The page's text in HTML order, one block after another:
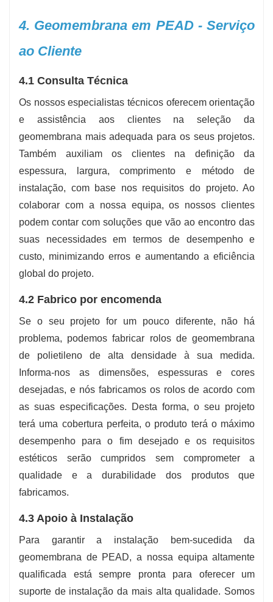
4. Geomembrana em PEAD - Serviço
ao Cliente
4.1 Consulta Técnica
Os nossos especialistas técnicos oferecem orientação
e assistência aos clientes na seleção da
geomembrana mais adequada para os seus projetos.
Também auxiliam os clientes na definição da
espessura, largura, comprimento e método de
instalação, com base nos requisitos do projeto. Ao
colaborar com a nossa equipa, os nossos clientes
podem contar com soluções que vão ao encontro das
suas necessidades em termos de desempenho e
custo, minimizando erros e aumentando a eficiência
global do projeto.
4.2 Fabrico por encomenda
Se o seu projeto for um pouco diferente, não há
problema, podemos fabricar rolos de geomembrana
de polietileno de alta densidade à sua medida.
Informa-nos as dimensões, espessuras e cores
desejadas, e nós fabricamos os rolos de acordo com
as suas especificações. Desta forma, o seu projeto
terá uma cobertura perfeita, o produto terá o máximo
desempenho para o fim desejado e os requisitos
estéticos serão cumpridos sem comprometer a
qualidade e a durabilidade dos produtos que
fabricamos.
4.3 Apoio à Instalação
Para garantir a instalação bem-sucedida da
geomembrana de PEAD, a nossa equipa altamente
qualificada está sempre pronta para oferecer um
suporte de instalação da mais alta qualidade. Somos